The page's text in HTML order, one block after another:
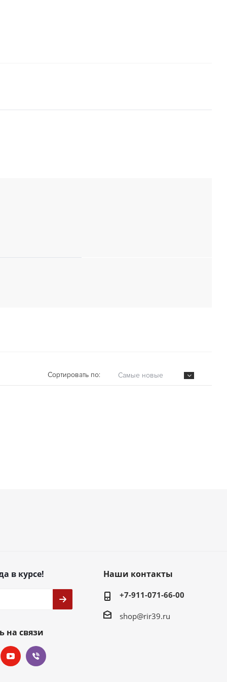
Сортировать по: Самые новые
в курсе!
на связи
Наши контакты
+7-911-071-66-00
shop@rir39.ru